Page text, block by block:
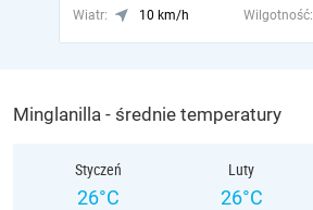
Wiatr:
10 km/h Wilgotność:
Minglanilla - średnie temperatury
Styczeń
26°C
Luty
26°C